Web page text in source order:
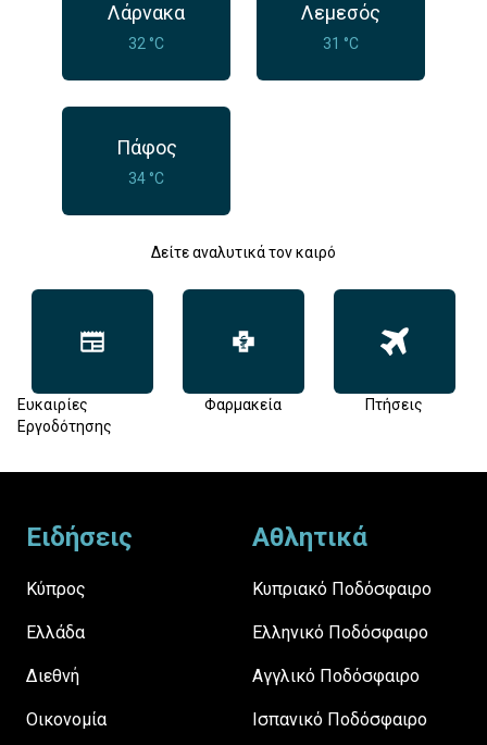
Λάρνακα
32 °C
Λεμεσός
31 °C
Πάφος
34 °C
Δείτε αναλυτικά τον καιρό
Ευκαιρίες
Εργοδότησης
Φαρμακεία Πτήσεις
Ειδήσεις
Κύπρος
Ελλάδα
Διεθνή
Οικονομία
Αθλητικά
Κυπριακό Ποδόσφαιρο
Ελληνικό Ποδόσφαιρο
Αγγλικό Ποδόσφαιρο
Ισπανικό Ποδόσφαιρο